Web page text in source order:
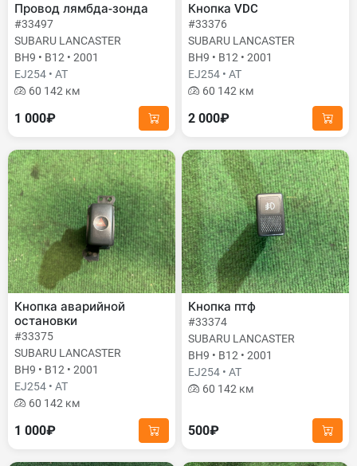
Провод лямбда-зонда
#33497
SUBARU LANCASTER
BH9 • B12 • 2001
EJ254 • AT
60 142 км
1 000₽
Кнопка VDC
#33376
SUBARU LANCASTER
BH9 • B12 • 2001
EJ254 • AT
60 142 км
2 000₽
Кнопка аварийной
остановки
#33375
SUBARU LANCASTER
BH9 • B12 • 2001
EJ254 • AT
60 142 км
1 000₽
Кнопка птф
#33374
SUBARU LANCASTER
BH9 • B12 • 2001
EJ254 • AT
60 142 км
500₽